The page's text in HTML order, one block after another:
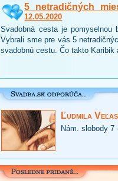
5 netradičných
12.05.2020
Svadobná cesta je pomyselnou
Vybrali sme pre vás 5
svadobnú cestu. Čo takto Karibik
Ľudmila
Nám. slobody 7